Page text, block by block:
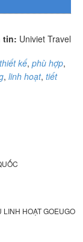
tin: Univiet Travel
thiết kế, phù hợp,
, linh hoạt, tiết
HOẠT GOEUGO